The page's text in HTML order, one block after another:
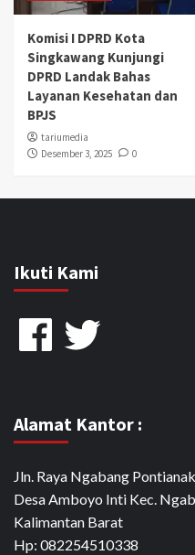
Komisi I DPRD Kota
Singkawang Kunjungi
DPRD Landak Bahas
Layanan Kesehatan dan
BPJS
tariumedia
Desember 3, 2025
0
Ikuti Kami
FacebookTwitter
Alamat Kantor :
Jln. Raya Ngabang
Desa Amboyo Inti Kec.
Kalimantan Barat
Hp: 082254510338